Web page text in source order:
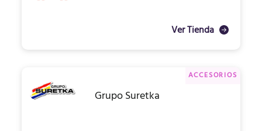
Ver Tienda
ACCESORIOS
Grupo Suretka